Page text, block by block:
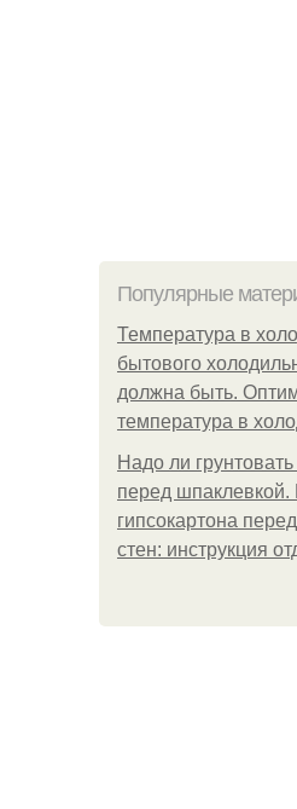
Популярные
Температура в
бытового
должна быть.
температура в
Надо ли грунтовать
перед шпаклевкой.
гипсокартона
стен: инструкция